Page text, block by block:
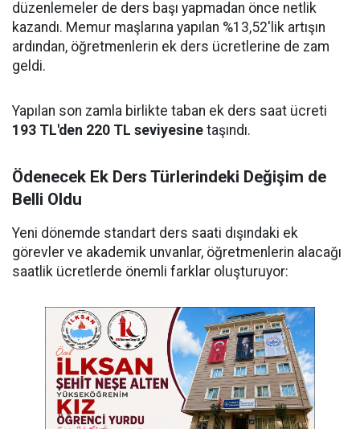
düzenlemeler de ders başı yapmadan önce netlik
kazandı. Memur maşlarına yapılan %13,52'lik artışın
ardından, öğretmenlerin ek ders ücretlerine de zam
geldi.
Yapılan son zamla birlikte taban ek ders saat ücreti
193 TL'den 220 TL seviyesine taşındı.
Ödenecek Ek Ders Türlerindeki Değişim de
Belli Oldu
Yeni dönemde standart ders saati dışındaki ek
görevler ve akademik unvanlar, öğretmenlerin alacağı
saatlik ücretlerde önemli farklar oluşturuyor: